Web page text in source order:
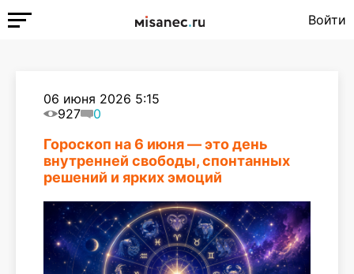
Войти
06 июня 2026 5:15
927
0
Гороскоп на 6 июня — это день
внутренней свободы, спонтанных
решений и ярких эмоций